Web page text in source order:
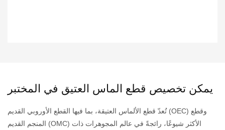
يمكن تخصيص قطع الماس العتيق في المختبر
تُعدّ قطع الألماس العتيقة، بما فيها القطع الأوروبي القديم (OEC) وقطع
المنجم القديم (OMC) الأكثر شيوعًا، رائجةً في عالم المجوهرات ذات